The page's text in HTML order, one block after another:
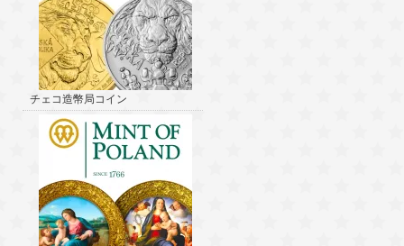
チェコ造幣局コイン